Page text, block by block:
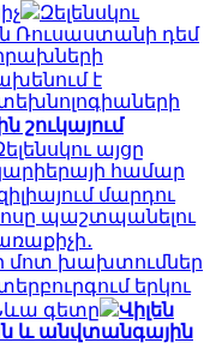
Զելենսկու
Ռուսաստանի դեմ
է
տեխնոլոգիաների
շուկայում
այցը
համար
մարդու
պաշտպանելու
մոտ խախտումներ
երկու
Նևա գետը
Վիլեն
և անվտանգային